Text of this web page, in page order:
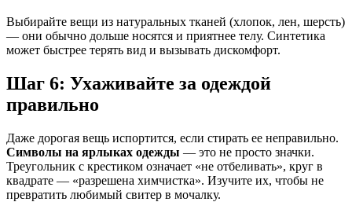
Выбирайте вещи из натуральных тканей (хлопок, лен, шерсть)
— они обычно дольше носятся и приятнее телу. Синтетика
может быстрее терять вид и вызывать дискомфорт.
Шаг 6: Ухаживайте за одеждой
правильно
Даже дорогая вещь испортится, если стирать ее неправильно.
Символы на ярлыках одежды — это не просто значки.
Треугольник с крестиком означает «не отбеливать», круг в
квадрате — «разрешена химчистка». Изучите их, чтобы не
превратить любимый свитер в мочалку.